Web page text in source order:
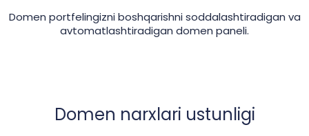
Domen portfelingizni boshqarishni soddalashtiradigan va
avtomatlashtiradigan domen paneli.
Domen narxlari ustunligi